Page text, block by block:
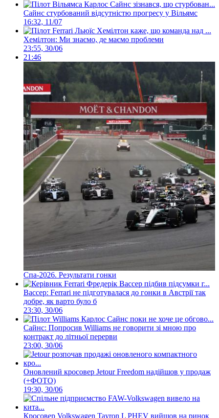
Сайнс стурбований відсутністю прогресу у Вільямс
16:32, 11/07
Хемілтон: Ми знаємо, де маємо проблеми
23:55, 30/06
21:46
Спа-2026. Результати гонки
Вассер: Ferrari не підготувалася до гонки в Австрії так
добре, як варто було б
23:30, 30/06
Сайнс: Попросив Williams не говорити зі мною про
контракт до літньої перерви
23:00, 30/06
Оновлений кросовер Jetour Freedom надійшов у продаж
(+ФОТО)
19:30, 30/06
Кросовер Volkswagen Tayron L PHEV вийшов на ринок